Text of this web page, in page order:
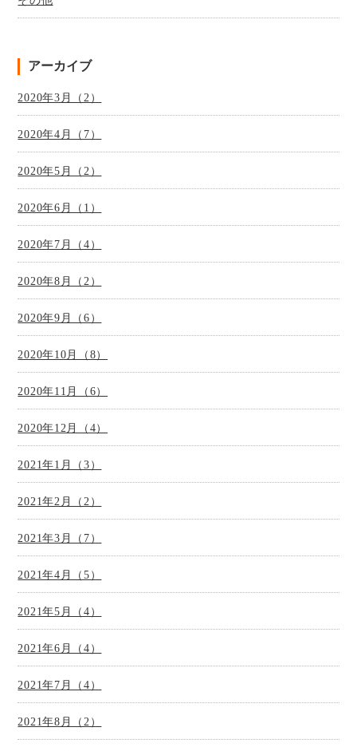
アーカイブ
2020年3月（2）
2020年4月（7）
2020年5月（2）
2020年6月（1）
2020年7月（4）
2020年8月（2）
2020年9月（6）
2020年10月（8）
2020年11月（6）
2020年12月（4）
2021年1月（3）
2021年2月（2）
2021年3月（7）
2021年4月（5）
2021年5月（4）
2021年6月（4）
2021年7月（4）
2021年8月（2）